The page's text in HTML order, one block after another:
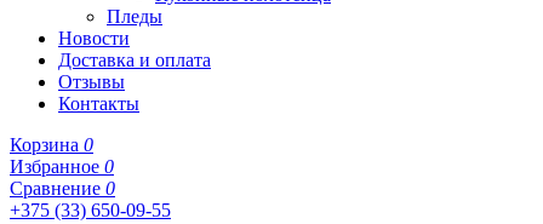
Пледы
Новости
Доставка и оплата
Отзывы
Контакты
Корзина 0
Избранное 0
Сравнение 0
+375 (33) 650-09-55